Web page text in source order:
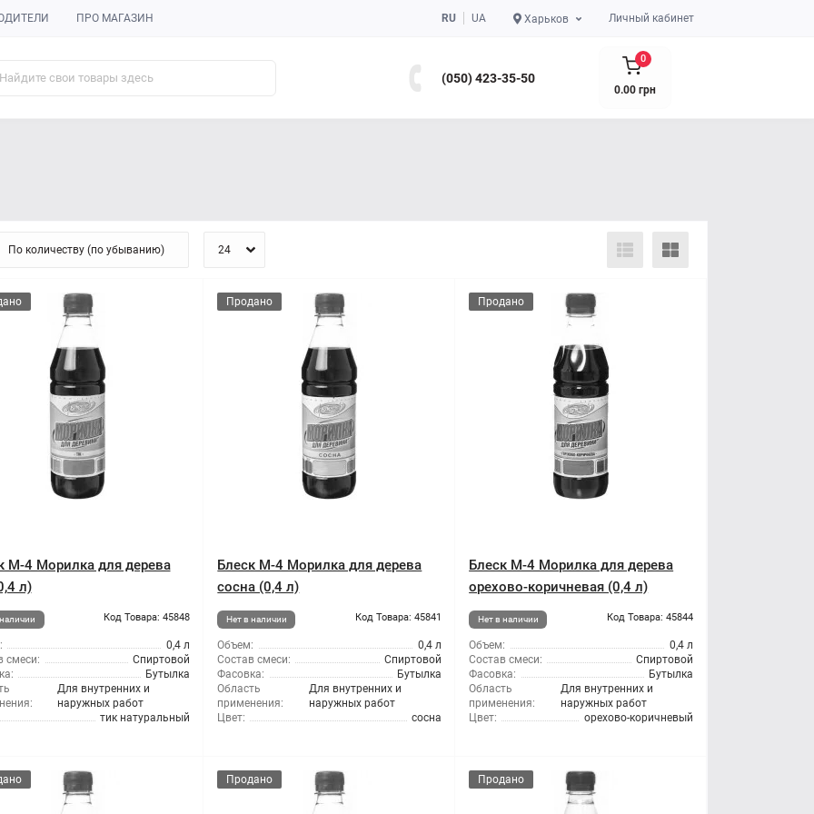
ПРО МАГАЗИН RU UA Харьков Личный кабинет
(050) 423-35-50
0
0.00 грн
М-4 Морилка для дерева
л)
Код Товара: 45848
0,4 л
смеси:
Спиртовой
Бутылка
Для внутренних и
наружных работ
тик натуральный
Продано
Блеск М-4 Морилка для дерева
сосна (0,4 л)
Нет в наличии Код Товара: 45841
Объем:
0,4 л
Состав смеси:
Спиртовой
Фасовка:
Бутылка
Область
применения:
Для внутренних и
наружных работ
Цвет:
сосна
Продано
Блеск М-4 Морилка для дерева
орехово-коричневая (0,4 л)
Нет в наличии Код Товара: 45844
Объем:
0,4 л
Состав смеси:
Спиртовой
Фасовка:
Бутылка
Область
применения:
Для внутренних и
наружных работ
Цвет:
орехово-коричневый
Продано Продано